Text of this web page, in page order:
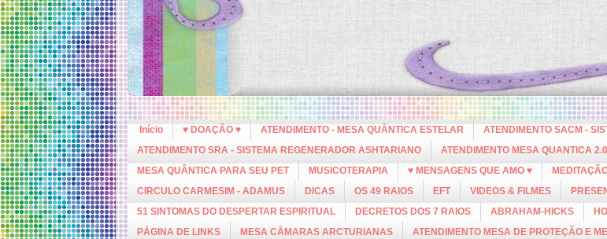
Início ♥ DOAÇÃO ♥ ATENDIMENTO - MESA QUÂNTICA ESTELAR
ATENDIMENTO SACM -
ATENDIMENTO SRA - SISTEMA REGENERADOR ASHTARIANO
ATENDIMENTO MESA QUANTICA 2.0
MESA QUÂNTICA PARA SEU PET
MUSICOTERAPIA ♥ MENSAGENS QUE AMO ♥
CIRCULO CARMESIM - ADAMUS
DICAS OS 49 RAIOS EFT VIDEOS & FILMES
51 SINTOMAS DO DESPERTAR ESPIRITUAL
DECRETOS DOS 7 RAIOS ABRAHAM-HICKS
PÁGINA DE LINKS
MESA CÂMARAS ARCTURIANAS ATENDIMENTO MESA DE PROTEÇÃO E